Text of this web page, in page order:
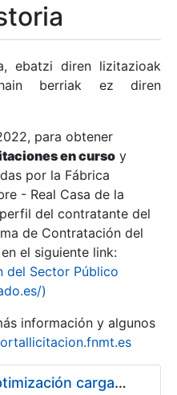
ebatzi diren lizitazioak
berriak ez diren
para obtener
en curso y
por la Fábrica
- Real Casa de la
del contratante del
de Contratación del
el siguiente link:
del Sector Público
)
información y algunos
Pliego condiciones optimización cargas compras firmado